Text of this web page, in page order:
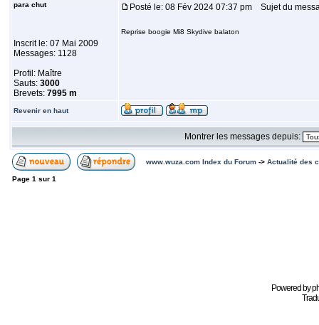
para chut
Inscrit le: 07 Mai 2009
Messages: 1128
Profil: Maître
Sauts: 3000
Brevets: 7995 m
Posté le: 08 Fév 2024 07:37 pm Sujet du
Reprise boogie Mi8 Skydive balaton
Revenir en haut
Montrer les messages depuis:
www.wuza.com Index du Forum-> Actualité des
Page 1 sur 1
Powered by